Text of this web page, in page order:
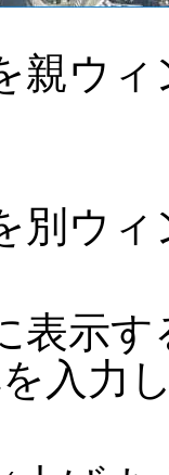
親ウ
別ウ
表示
入力